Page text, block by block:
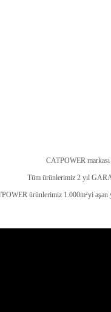
CATPOWER
Tüm ürünlerimiz 2 yıl
ürünlerimiz 1.000m²yi aşan